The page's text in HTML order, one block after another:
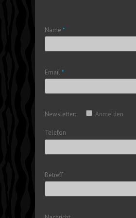
Name *
Email *
Newsletter: Anmelden
Telefon
Betreff